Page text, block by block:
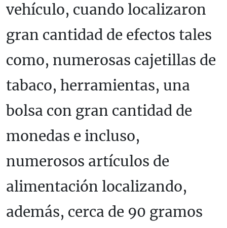
vehículo, cuando localizaron
gran cantidad de efectos tales
como, numerosas cajetillas de
tabaco, herramientas, una
bolsa con gran cantidad de
monedas e incluso,
numerosos artículos de
alimentación localizando,
además, cerca de 90 gramos